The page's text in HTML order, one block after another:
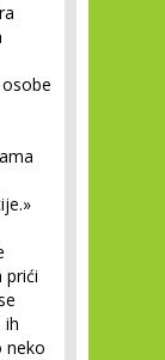
prići
ih
neko